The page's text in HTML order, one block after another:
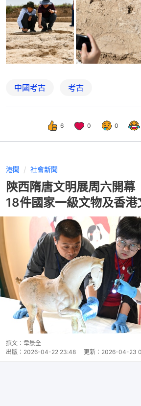
中國考古 考古
6 0 0
港聞 社會新聞
陝西隋唐文明展周六開
18件國家一級文物及香港
撰文： 韋景全
出版： 2026-04-22 23:48 更新： 2026-04-23